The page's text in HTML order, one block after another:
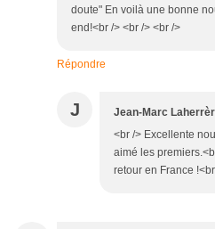
doute" En voilà une bonne
end!<br /> <br /> <br />
Répondre
J Jean-Marc
<br /> Excellente
aimé les
retour en France